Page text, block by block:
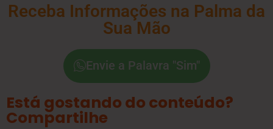
Receba Informações na Palma da
Sua Mão
Envie a Palavra "Sim"
Está gostando do conteúdo?
Compartilhe